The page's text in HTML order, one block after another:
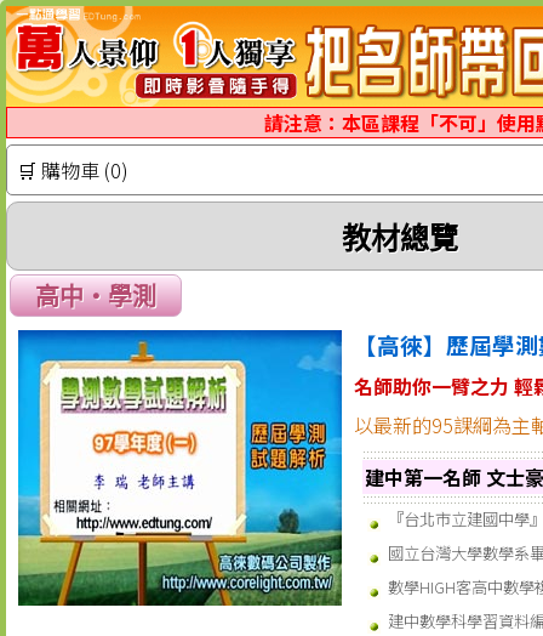
請注意：本區課程「不可」使用
🛒 購物車 (0)
教材總覽
高中‧學測
【高徠】歷屆學
名師助你一臂之力 輕
以最新的95課綱為主
建中第一名師 文士
『台北市立建國中學
國立台灣大學數學系
數學HIGH客高中數學
建中數學科學習資料